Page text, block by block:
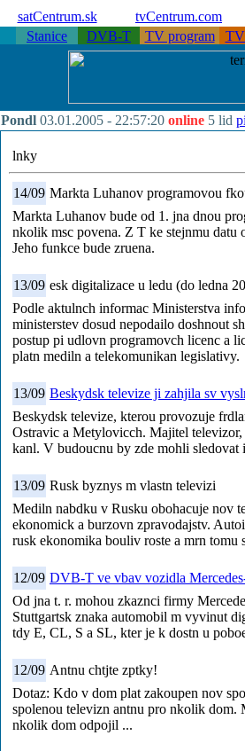
satCentrum.sk tvCentrum.com
Stanice DVB-T TV program TV
Pondl 03.01.2005 - 22:57:20 online 5 lid
lnky
14/09 Markta Luhanov programovou
Markta Luhanov bude od 1. jna dnou
nkolik msc povena. Z T ke stejnmu datu
Jeho funkce bude zruena.
13/09 esk digitalizace u ledu (do ledna
Podle aktulnch informac Ministerstva
ministerstev dosud nepodailo doshnout
postup pi udlovn programovch licenc a
platn mediln a telekomunikan legislativy.
13/09 Beskydsk televize ji zahjila sv
Beskydsk televize, kterou provozuje
Ostravic a Metylovicch. Majitel
kanl. V budoucnu by zde mohli sledovat
13/09 Rusk byznys m vlastn televizi
Mediln nabdku v Rusku obohacuje nov
ekonomick a burzovn zpravodajstv.
rusk ekonomika bouliv roste a mrn
12/09 DVB-T ve vbav vozidla
Od jna t. r. mohou zkaznci firmy
Stuttgartsk znaka automobil m vyvinut
tdy E, CL, S a SL, kter je k dostn u
12/09 Antnu chtjte zptky!
Dotaz: Kdo v dom plat zakoupen nov
spolenou televizn antnu pro nkolik dom.
nkolik dom odpojil ...